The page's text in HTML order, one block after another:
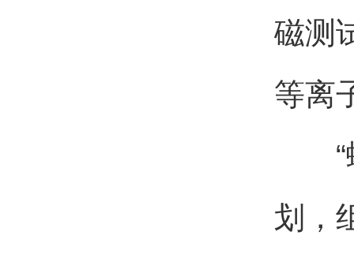
磁测
等离
“螺
划，